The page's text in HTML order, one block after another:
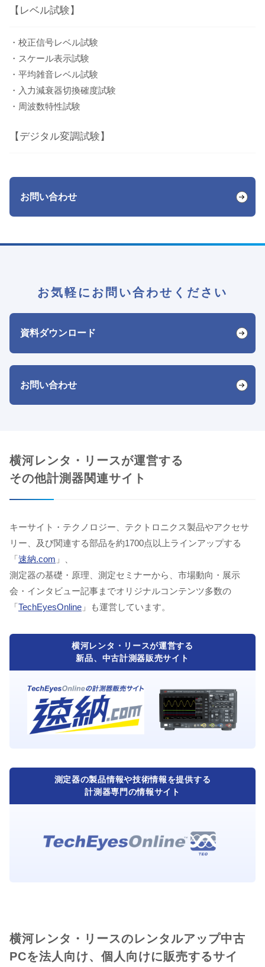
【レベル試験】
・校正信号レベル試験
・スケール表示試験
・平均雑音レベル試験
・入力減衰器切換確度試験
・周波数特性試験
【デジタル変調試験】
お問い合わせ
お気軽にお問い合わせください
資料ダウンロード
お問い合わせ
横河レンタ・リースが運営する
その他計測器関連サイト
キーサイト・テクノロジー、テクトロニクス製品やアクセサ
リー、及び関連する部品を約1700点以上ラインアップする
「 速納.com 」、
測定器の基礎・原理、測定セミナーから、市場動向・展示
会・インタビュー記事までオリジナルコンテンツ多数の
「 TechEyesOnline 」も運営しています。
横河レンタ・リースが運営する
新品、中古計測器販売サイト
測定器の製品情報や技術情報を提供する
計測器専門の情報サイト
横河レンタ・リースのレンタルアップ中古
PCを法人向け、個人向けに販売するサイ